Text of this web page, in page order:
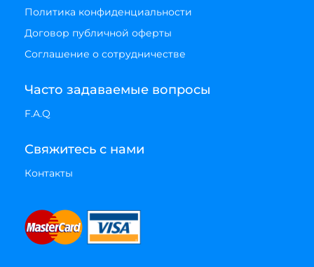
Политика конфиденциальности
Договор публичной оферты
Соглашение о сотрудничестве
Часто задаваемые вопросы
F.A.Q
Свяжитесь с нами
Контакты